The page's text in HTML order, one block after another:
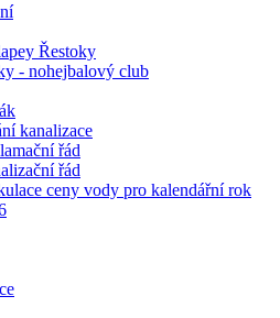
Řestoky
- nohejbalový club
kanalizace
řád
řád
ceny vody pro kalendářní rok